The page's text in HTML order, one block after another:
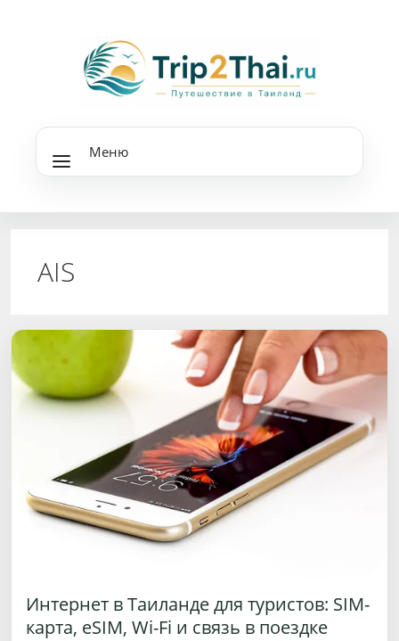
Меню
AIS
Интернет в Таиланде для туристов: SIM-
карта, eSIM, Wi-Fi и связь в поездке